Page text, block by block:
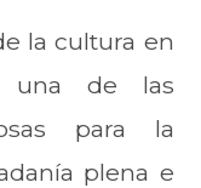
la cultura en
una de las
para la
plena e